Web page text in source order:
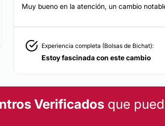
que lo colocan como
y profesionalismo en
Muy bueno en la atención, un cambio
Experiencia completa (Bolsas de Bichat):
Estoy fascinada con este cambio
Verificadosque